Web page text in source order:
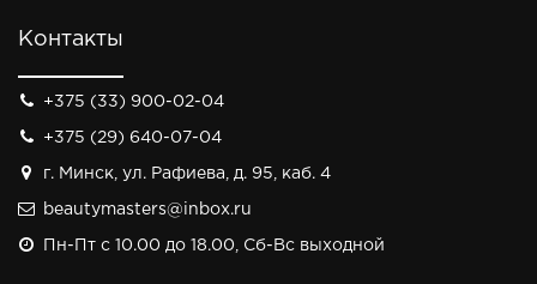
Контакты
+375 (33) 900-02-04
+375 (29) 640-07-04
г. Минск, ул. Рафиева, д. 95, каб. 4
beautymasters@inbox.ru
Пн-Пт с 10.00 до 18.00, Сб-Вс выходной